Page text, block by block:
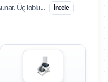
Üç loblu...
İncele